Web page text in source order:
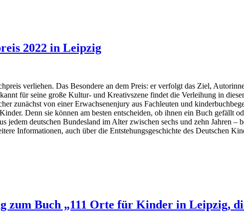
2022 in Leipzig
verliehen. Das Besondere an dem Preis: er verfolgt das Ziel,
für seine große Kultur- und Kreativszene findet die Verleihung in
zunächst von einer Erwachsenenjury aus Fachleuten und
Denn sie können am besten entscheiden, ob ihnen ein Buch gefällt
deutschen Bundesland im Alter zwischen sechs und zehn Jahren
Informationen, auch über die Entstehungsgeschichte des Deutschen
Buch „111 Orte für Kinder in Leipzig,